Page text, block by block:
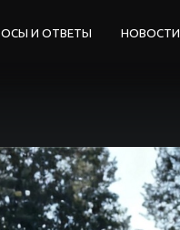
И ОТВЕТЫ НОВОСТИ